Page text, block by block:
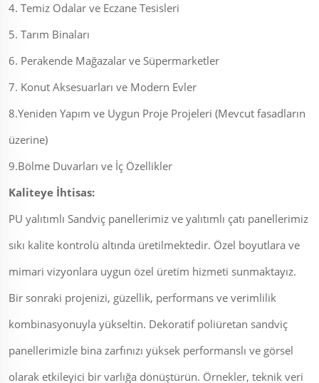
4. Temiz Odalar ve Eczane Tesisleri
5. Tarım Binaları
6. Perakende Mağazalar ve Süpermarketler
7. Konut Aksesuarları ve Modern Evler
8.Yeniden Yapım ve Uygun Proje Projeleri (Mevcut fasadların
üzerine)
9.Bölme Duvarları ve İç Özellikler
Kaliteye İhtisas:
PU yalıtımlı Sandviç panellerimiz ve yalıtımlı çatı panellerimiz
sıkı kalite kontrolü altında üretilmektedir. Özel boyutlara ve
mimari vizyonlara uygun özel üretim hizmeti sunmaktayız.
Bir sonraki projenizi, güzellik, performans ve verimlilik
kombinasyonuyla yükseltin. Dekoratif poliüretan sandviç
panellerimizle bina zarfınızı yüksek performanslı ve görsel
olarak etkileyici bir varlığa dönüştürün. Örnekler, teknik veri